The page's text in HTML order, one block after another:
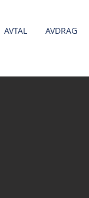
AVTAL AVDRAG